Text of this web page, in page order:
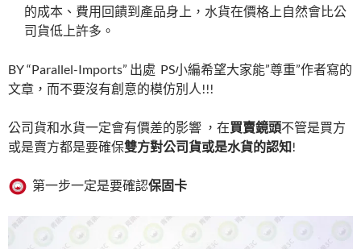
的成本、費用回饋到產品身上，水貨在價格上自然會比公
司貨低上許多。
BY “Parallel-Imports” 出處 PS小編希望大家能”尊重”作者寫的
文章，而不要沒有創意的模仿別人!!!
公司貨和水貨一定會有價差的影響 ，在買賣鏡頭不管是買方
或是賣方都是要確保雙方對公司貨或是水貨的認知!
第一步一定是要確認保固卡